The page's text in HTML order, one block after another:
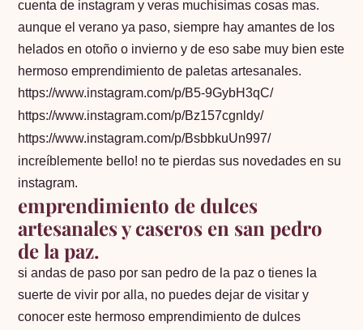
cuenta de instagram y veras muchisimas cosas mas.
aunque el verano ya paso, siempre hay amantes de los
helados en otoño o invierno y de eso sabe muy bien este
hermoso emprendimiento de paletas artesanales.
https://www.instagram.com/p/B5-9GybH3qC/
https://www.instagram.com/p/Bz157cgnldy/
https://www.instagram.com/p/BsbbkuUn997/
increíblemente bello! no te pierdas sus novedades en su
instagram.
emprendimiento de dulces
artesanales y caseros en san pedro
de la paz.
si andas de paso por san pedro de la paz o tienes la
suerte de vivir por alla, no puedes dejar de visitar y
conocer este hermoso emprendimiento de dulces